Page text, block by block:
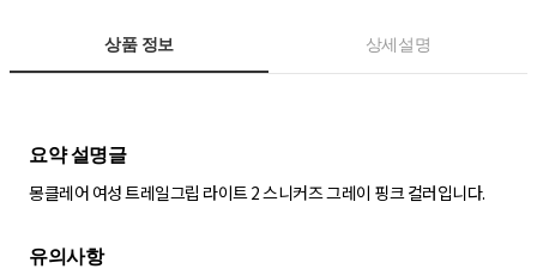
상품 정보 상세설명
요약 설명글
몽클레어 여성 트레일그립 라이트 2 스니커즈 그레이 핑크 컬러입니다.
유의사항